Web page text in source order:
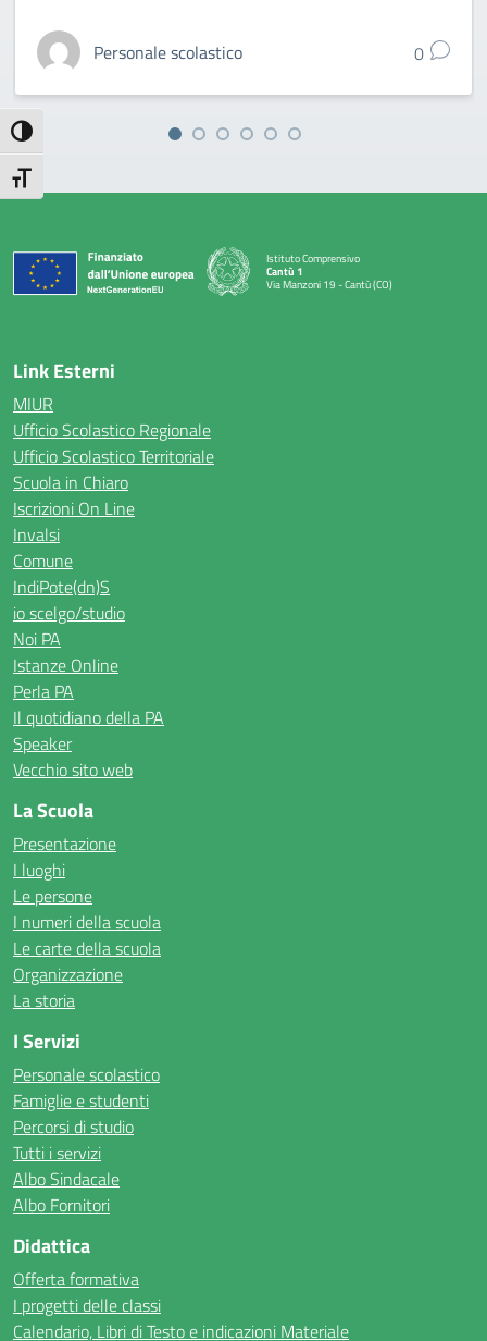
Attiva/disattiva alto contrasto
Attiva/disattiva dimensione testo
Personale scolastico 0
Istituto Comprensivo
Cantù 1
Via Manzoni 19 - Cantù (CO)
— Visita la pagina iniziale della scuola
Link Esterni
MIUR
Ufficio Scolastico Regionale
Ufficio Scolastico Territoriale
Scuola in Chiaro
Iscrizioni On Line
Invalsi
Comune
IndiPote(dn)S
io scelgo/studio
Noi PA
Istanze Online
Perla PA
Il quotidiano della PA
Speaker
Vecchio sito web
La Scuola
Presentazione
I luoghi
Le persone
I numeri della scuola
Le carte della scuola
Organizzazione
La storia
I Servizi
Personale scolastico
Famiglie e studenti
Percorsi di studio
Tutti i servizi
Albo Sindacale
Albo Fornitori
Didattica
Offerta formativa
I progetti delle classi
Calendario, Libri di Testo e indicazioni Materiale